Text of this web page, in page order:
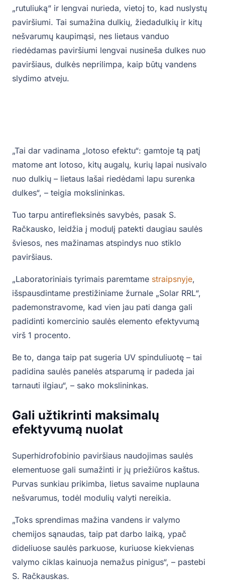
„rutuliuką“ ir lengvai nurieda, vietoj to, kad nuslystų
paviršiumi. Tai sumažina dulkių, žiedadulkių ir kitų
nešvarumų kaupimąsi, nes lietaus vanduo
riedėdamas paviršiumi lengvai nusineša dulkes nuo
paviršiaus, dulkės neprilimpa, kaip būtų vandens
slydimo atveju.
„Tai dar vadinama „lotoso efektu“: gamtoje tą patį
matome ant lotoso, kitų augalų, kurių lapai nusivalo
nuo dulkių – lietaus lašai riedėdami lapu surenka
dulkes“, – teigia mokslininkas.
Tuo tarpu antirefleksinės savybės, pasak S.
Račkausko, leidžia į modulį patekti daugiau saulės
šviesos, nes mažinamas atspindys nuo stiklo
paviršiaus.
„Laboratoriniais tyrimais paremtame straipsnyje,
išspausdintame prestižiniame žurnale „Solar RRL“,
pademonstravome, kad vien jau pati danga gali
padidinti komercinio saulės elemento efektyvumą
virš 1 procento.
Be to, danga taip pat sugeria UV spinduliuotę – tai
padidina saulės panelės atsparumą ir padeda jai
tarnauti ilgiau“, – sako mokslininkas.
Gali užtikrinti maksimalų
efektyvumą nuolat
Superhidrofobinio paviršiaus naudojimas saulės
elementuose gali sumažinti ir jų priežiūros kaštus.
Purvas sunkiau prikimba, lietus savaime nuplauna
nešvarumus, todėl modulių valyti nereikia.
„Toks sprendimas mažina vandens ir valymo
chemijos sąnaudas, taip pat darbo laiką, ypač
dideliuose saulės parkuose, kuriuose kiekvienas
valymo ciklas kainuoja nemažus pinigus“, – pastebi
S. Račkauskas.